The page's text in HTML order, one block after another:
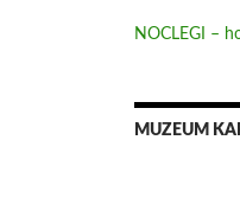
NOCLEGI –
MUZEUM